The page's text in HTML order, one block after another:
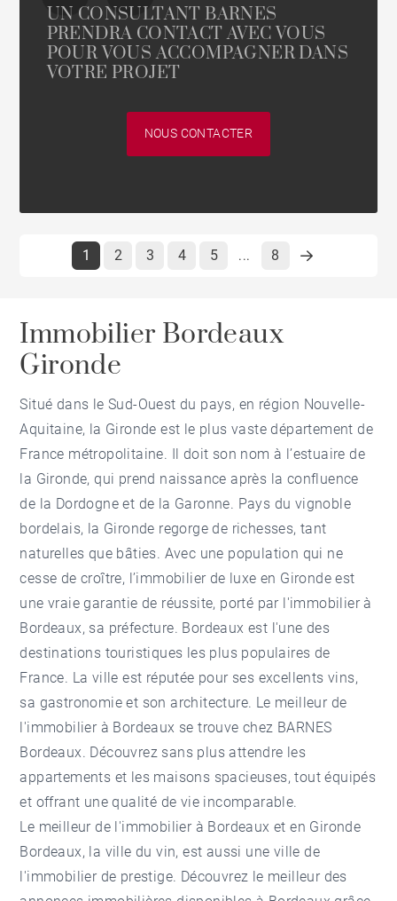
UN CONSULTANT BARNES
PRENDRA CONTACT AVEC VOUS
POUR VOUS ACCOMPAGNER DANS
VOTRE PROJET
NOUS CONTACTER
1 2 3 4 5 ... 8
Immobilier Bordeaux
Gironde
Situé dans le Sud-Ouest du pays, en région Nouvelle-
Aquitaine, la Gironde est le plus vaste département de
France métropolitaine. Il doit son nom à l’estuaire de
la Gironde, qui prend naissance après la confluence
de la Dordogne et de la Garonne. Pays du vignoble
bordelais, la Gironde regorge de richesses, tant
naturelles que bâties. Avec une population qui ne
cesse de croître, l’immobilier de luxe en Gironde est
une vraie garantie de réussite, porté par l'immobilier à
Bordeaux, sa préfecture. Bordeaux est l'une des
destinations touristiques les plus populaires de
France. La ville est réputée pour ses excellents vins,
sa gastronomie et son architecture. Le meilleur de
l'immobilier à Bordeaux se trouve chez BARNES
Bordeaux. Découvrez sans plus attendre les
appartements et les maisons spacieuses, tout équipés
et offrant une qualité de vie incomparable.
Le meilleur de l'immobilier à Bordeaux et en Gironde
Bordeaux, la ville du vin, est aussi une ville de
l'immobilier de prestige. Découvrez le meilleur des